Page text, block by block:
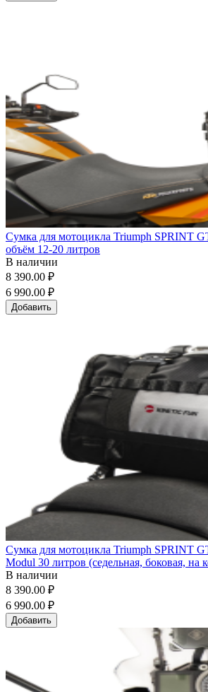
Сумка для мотоцикла Triumph SPRINT
объём 12-20 литров
В наличии
8 390.00 ₽
6 990.00 ₽
Добавить
Сумка для мотоцикла Triumph SPRINT
Modul 30 литров (седельная, боковая, на
В наличии
8 390.00 ₽
6 990.00 ₽
Добавить